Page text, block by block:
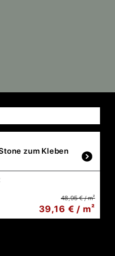
zum Kleben
48,95 € / m²
39,16 € / m²